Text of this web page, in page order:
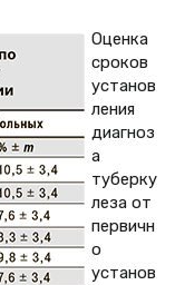
Оценка
сроков
установ
ления
диагноз
а
туберку
леза от
первичн
о
установ